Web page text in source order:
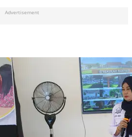
Advertisement